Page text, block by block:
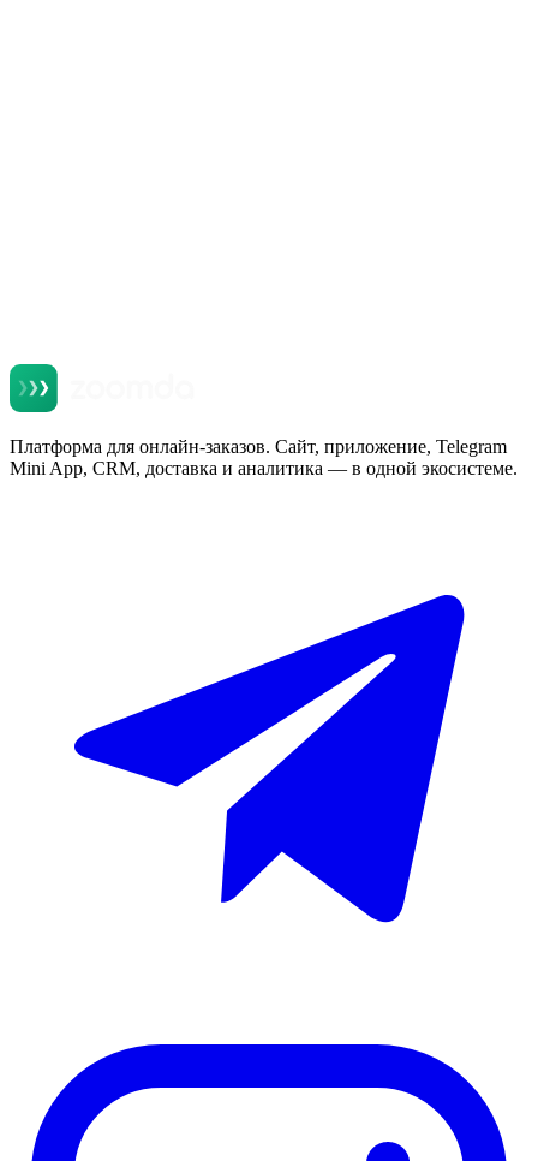
Платформа для онлайн-заказов. Сайт, приложение, Telegram
Mini App, CRM, доставка и аналитика — в одной экосистеме.